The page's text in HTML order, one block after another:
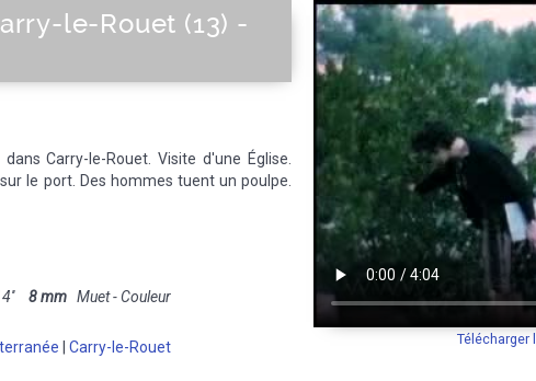
Télécharger
le-Rouet (13) -
Carry-le-Rouet. Visite d'une Église.
le port. Des hommes tuent un poulpe.
8 mm Muet - Couleur
Carry-le-Rouet